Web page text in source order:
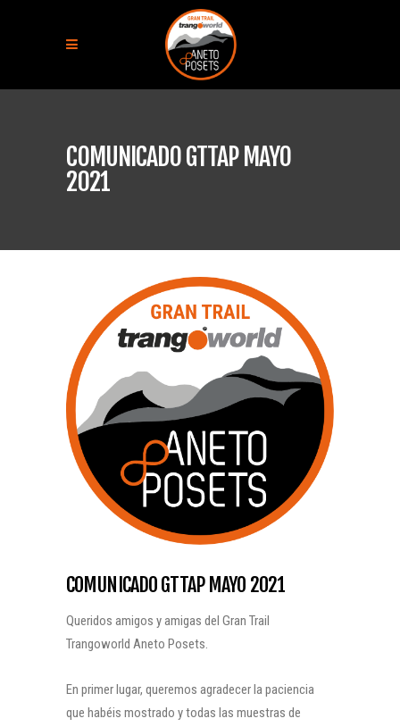
COMUNICADO GTTAP MAYO
2021
COMUNICADO GTTAP MAYO 2021
Queridos amigos y amigas del Gran Trail
Trangoworld Aneto Posets.
En primer lugar, queremos agradecer la paciencia
que habéis mostrado y todas las muestras de